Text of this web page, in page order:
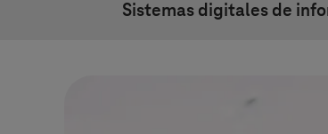
Sistemas digitales de